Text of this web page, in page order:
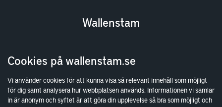
Cookies på wallenstam.se
Vi använder cookies för att kunna visa så relevant innehåll som möjligt
för dig samt analysera hur webbplatsen används. Informationen vi samlar
in är anonym och syftet är att göra din upplevelse så bra som möjligt och
Wallenstam
Finansiella rapporter
Sök fakturamottagare
Våra fastigheter